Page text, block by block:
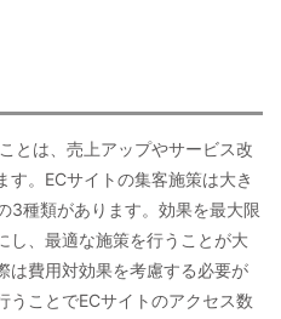
とは、売上アップやサービス改
。ECサイトの集客施策は大き
3種類があります。効果を最大限
し、最適な施策を行うことが大
は費用対効果を考慮する必要が
うことでECサイトのアクセス数